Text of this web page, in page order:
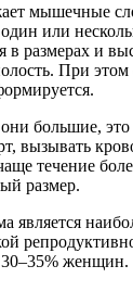
мышечные
или
в размерах и
При этом
большие,
вызывать
течение
размер.
является
женщин.